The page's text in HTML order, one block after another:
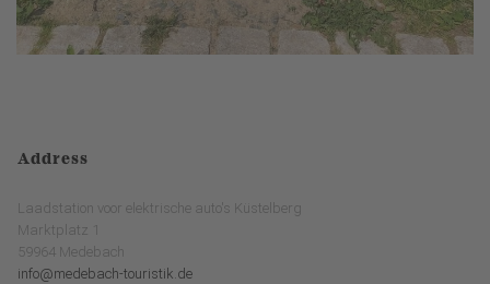
Address
Laadstation voor elektrische auto's Küstelberg
Marktplatz 1
59964 Medebach
info@medebach-touristik.de